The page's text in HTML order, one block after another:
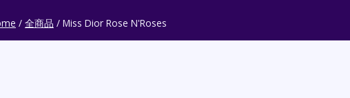
/ 全商品 / Miss Dior Rose N'Roses